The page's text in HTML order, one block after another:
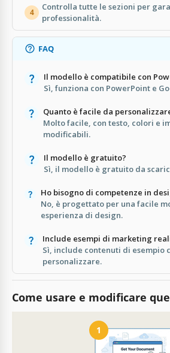
4
Controlla tutte le sezioni per
professionalità.
FAQ
Il modello è compatibile con
Sì, funziona con PowerPoint e
Quanto è facile da
Molto facile, con testo, colori e
modificabili.
Il modello è gratuito?
Sì, il modello è gratuito da
Ho bisogno di competenze in
No, è progettato per una facile
esperienza di design.
Include esempi di marketing
Sì, include contenuti di esempio
personalizzare.
Come usare e modificare
1